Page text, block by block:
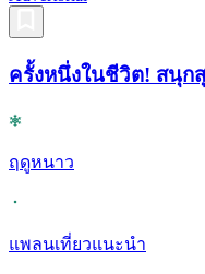
ครั้งหนึ่งในชีวิต! สนุ
ฤดูหนาว
แพลนเที่ยวแนะนำ